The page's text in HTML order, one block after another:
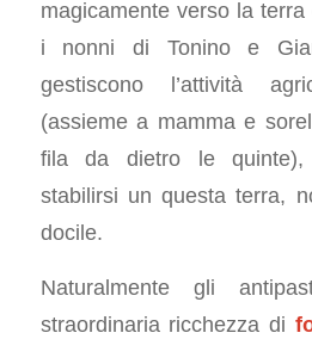
magicamente verso la
i nonni di Tonino e
gestiscono l’attività
(assieme a mamma e
fila da dietro le
stabilirsi un questa terra,
docile.
Naturalmente gli
straordinaria ricchezza di